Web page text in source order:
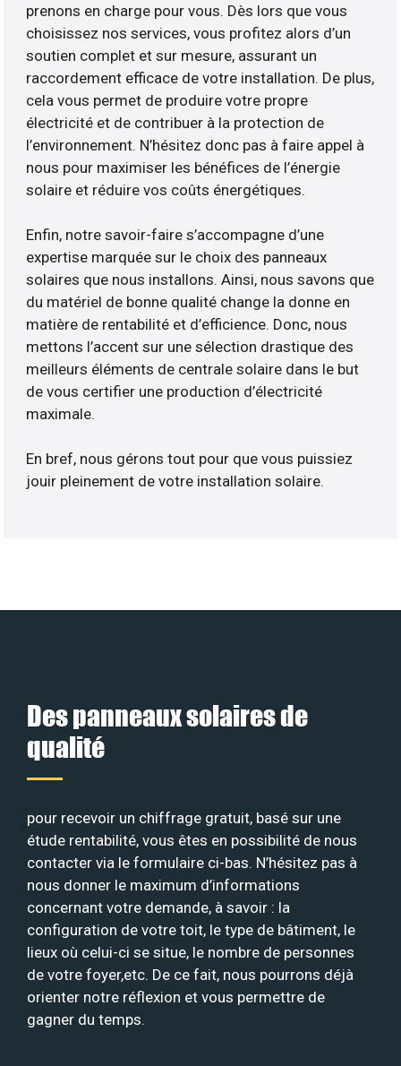
prenons en charge pour vous. Dès lors que vous
choisissez nos services, vous profitez alors d’un
soutien complet et sur mesure, assurant un
raccordement efficace de votre installation. De plus,
cela vous permet de produire votre propre
électricité et de contribuer à la protection de
l’environnement. N’hésitez donc pas à faire appel à
nous pour maximiser les bénéfices de l’énergie
solaire et réduire vos coûts énergétiques.
Enfin, notre savoir-faire s’accompagne d’une
expertise marquée sur le choix des panneaux
solaires que nous installons. Ainsi, nous savons que
du matériel de bonne qualité change la donne en
matière de rentabilité et d’efficience. Donc, nous
mettons l’accent sur une sélection drastique des
meilleurs éléments de centrale solaire dans le but
de vous certifier une production d’électricité
maximale.
En bref, nous gérons tout pour que vous puissiez
jouir pleinement de votre installation solaire.
Des panneaux solaires de
qualité
pour recevoir un chiffrage gratuit, basé sur une
étude rentabilité, vous êtes en possibilité de nous
contacter via le formulaire ci-bas. N’hésitez pas à
nous donner le maximum d’informations
concernant votre demande, à savoir : la
configuration de votre toit, le type de bâtiment, le
lieux où celui-ci se situe, le nombre de personnes
de votre foyer,etc. De ce fait, nous pourrons déjà
orienter notre réflexion et vous permettre de
gagner du temps.